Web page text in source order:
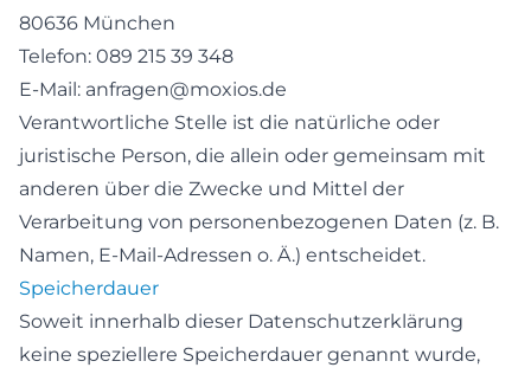
80636 München
Telefon: 089 215 39 348
E-Mail: anfragen@moxios.de
Verantwortliche Stelle ist die natürliche oder
juristische Person, die allein oder gemeinsam mit
anderen über die Zwecke und Mittel der
Verarbeitung von personenbezogenen Daten (z. B.
Namen, E-Mail-Adressen o. Ä.) entscheidet.
Speicherdauer
Soweit innerhalb dieser Datenschutzerklärung
keine speziellere Speicherdauer genannt wurde,